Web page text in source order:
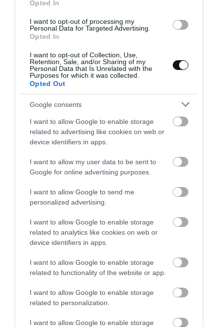
Opted In
I want to opt-out of processing my
Personal Data for Targeted Advertising.
Opted In
I want to opt-out of Collection, Use,
Retention, Sale, and/or Sharing of my
Personal Data that Is Unrelated with the
Purposes for which it was collected.
Opted Out
Google consents
I want to allow Google to enable storage
related to advertising like cookies on web or
device identifiers in apps.
I want to allow my user data to be sent to
Google for online advertising purposes.
I want to allow Google to send me
personalized advertising.
I want to allow Google to enable storage
related to analytics like cookies on web or
device identifiers in apps.
I want to allow Google to enable storage
related to functionality of the website or app.
I want to allow Google to enable storage
related to personalization.
I want to allow Google to enable storage
Bánh Xèo {Crepes vietnamitas}
¡La receta de hoy os va a encantar! No solo es de esas recetas que
entran por los ojos, que también, sino que además es muy sencilla
y rápida de...
Eva 29 marzo, 2017